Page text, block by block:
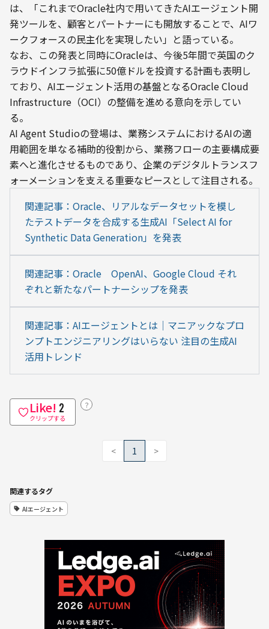
は、「これまでOracle社内で用いてきたAIエージェント開
発ツールを、顧客とパートナーにも開放することで、AIワ
ークフォースの民主化を実現したい」と語っている。
なお、この発表と同時にOracleは、今後5年間で英国のク
ラウドインフラ拡張に50億ドルを投資する計画も表明し
ており、AIエージェント活用の基盤となるOracle Cloud
Infrastructure（OCI）の整備を進める意向を示してい
る。
AI Agent Studioの登場は、業務システムにおけるAIの適
用範囲を単なる補助的役割から、業務フローの主要構成要
素へと進化させるものであり、企業のデジタルトランスフ
ォーメーションを支える重要なピースとして注目される。
関連記事：Oracle、リアルなデータセットを模し
たテストデータを合成する生成AI「Select AI for
Synthetic Data Generation」を発表
関連記事：Oracle　OpenAI、Google Cloud それ
ぞれと新たなパートナーシップを発表
関連記事：AIエージェントとは｜マニアックなプロ
ンプトエンジニアリングはいらない 注目の生成AI
活用トレンド
Like! 2
クリップする
？
< 1 >
関連するタグ
AIエージェント